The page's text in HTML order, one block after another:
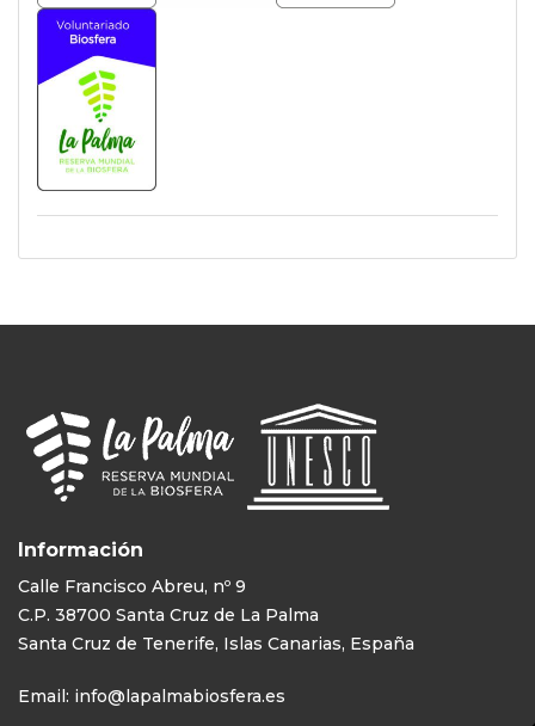
Información
Calle Francisco Abreu, nº 9
C.P. 38700 Santa Cruz de La Palma
Santa Cruz de Tenerife, Islas Canarias, España
Email: info@lapalmabiosfera.es